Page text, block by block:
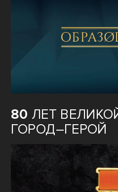
80 ЛЕТ
ГОРОД–ГЕРОЙ